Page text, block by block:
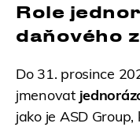
Role
daňového
Do 31. prosince
jmenovat
jako je ASD